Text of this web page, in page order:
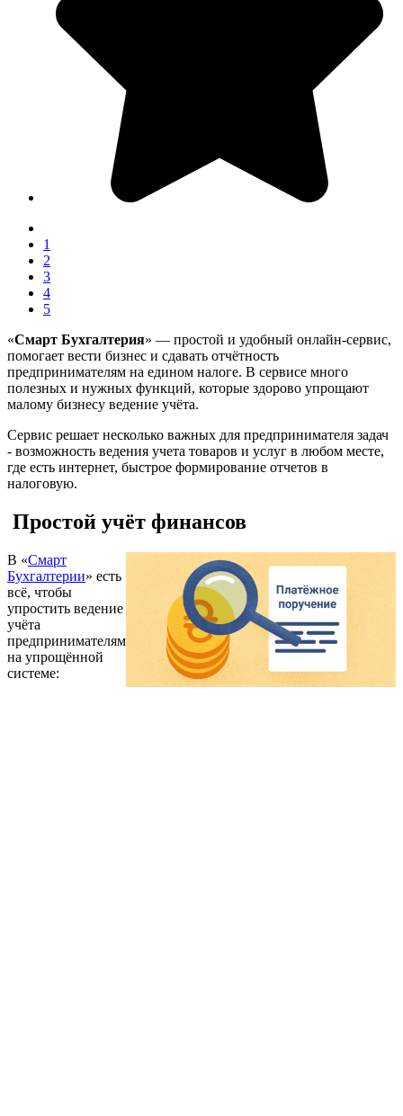
1
2
3
4
5
«Смарт Бухгалтерия» — простой и удобный онлайн-сервис,
помогает вести бизнес и сдавать отчётность
предпринимателям на едином налоге. В сервисе много
полезных и нужных функций, которые здорово упрощают
малому бизнесу ведение учёта.
Сервис решает несколько важных для предпринимателя задач
- возможность ведения учета товаров и услуг в любом месте,
где есть интернет, быстрое формирование отчетов в
налоговую.
Простой учёт финансов
В «Смарт
Бухгалтерии» есть
всё, чтобы
упростить ведение
учёта
предпринимателям
на упрощённой
системе: